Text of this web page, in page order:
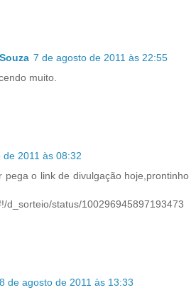
7 de agosto de 2011 às 22:55
muito.
de 2011 às 08:32
pega o link de divulgação hoje,prontinho
d_sorteio/status/100296945897193473
8 de agosto de 2011 às 13:33